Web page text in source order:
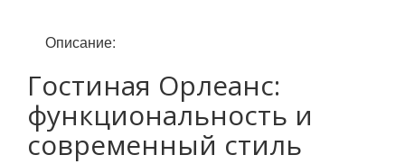
Описание:
Гостиная Орлеанс:
функциональность и
современный стиль